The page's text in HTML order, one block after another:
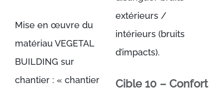
Mise en œuvre du
matériau VEGETAL
BUILDING sur
chantier : « chantier
extérieurs /
intérieurs (bruits
d’impacts).
Cible 10 – Confort